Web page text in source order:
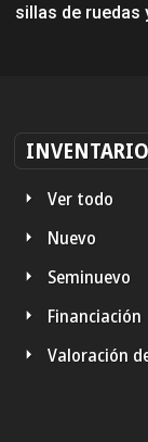
sillas de ruedas
INVENTARIO
Ver todo
Nuevo
Seminuevo
Financiación
Valoración